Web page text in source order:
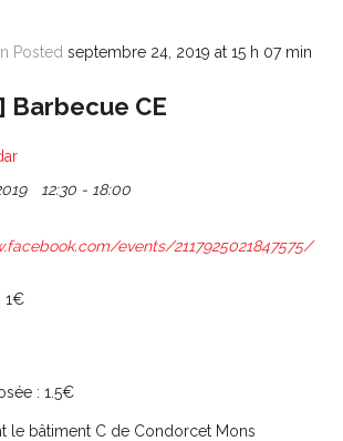
Posted septembre 24, 2019 at 15 h 07 min
Barbecue CE
12:30 - 18:00
events/2117925021847575/
1€
: 1.5€
le bâtiment C de Condorcet Mons